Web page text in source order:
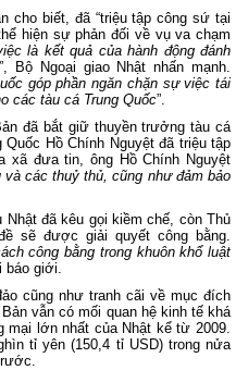
cho biết, đã “triệu tập công sứ tại
hiện sự phản đối về vụ va chạm
là kết quả của hành động đánh
”, Bộ Ngoại giao Nhật nhấn mạnh.
góp phần ngăn chặn sự việc tái
các tàu cá Trung Quốc”.
đã bắt giữ thuyền trưởng tàu cá
Hồ Chính Nguyệt đã triệu tập
xã đưa tin, ông Hồ Chính Nguyệt
các thuỷ thủ, cũng như đảm bảo
đã kêu gọi kiềm chế, còn Thủ
sẽ được giải quyết công bằng.
công bằng trong khuôn khổ luật
báo giới.
cũng như tranh cãi về mục đích
vẫn có mối quan hệ kinh tế khá
mại lớn nhất của Nhật kể từ 2009.
tỉ yên (150,4 tỉ USD) trong nửa